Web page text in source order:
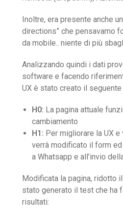
Inoltre, era presente anche
directions” che pensavamo
da mobile.. niente di più
Analizzando quindi i dati
software e facendo
UX è stato creato il
H0: La pagina attuale
cambiamento
H1: Per migliorare la UX
verrà modificato il form
a Whatsapp e all’invio
Modificata la pagina, ridotto
stato generato il test che ha
risultati: